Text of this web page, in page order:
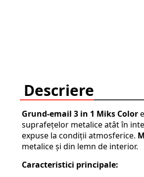
Descriere
Grund-email 3 in 1 Miks Color
suprafețelor metalice atât în
expuse la condiții atmosferice.
metalice și din lemn de interior.
Caracteristici principale: